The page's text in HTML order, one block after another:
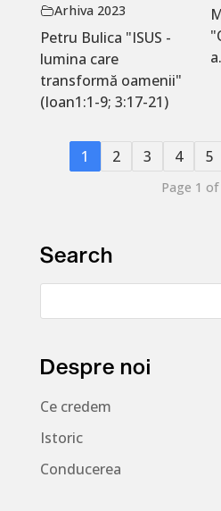
Arhiva 2023
Petru Bulica "ISUS -
lumina care
transformă oamenii"
(Ioan1:1-9; 3:17-21)
1 2 3 4 5
Page 1 of
Search
Despre noi
Ce credem
Istoric
Conducerea